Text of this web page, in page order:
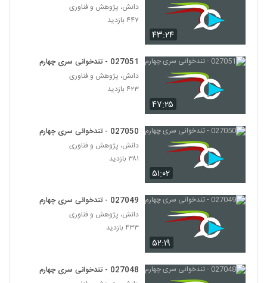
027034 - تندخوانی سری چهارم
027035 - تندخوانی سری چهارم
۳۹۰ بازدید
027036 - تندخوانی سری چهارم
۴۱۶ بازدید
027037 - تندخوانی سری چهارم
027038 - تندخوانی سری چهارم
027039 - تندخوانی سری چهارم
۳۷۵ بازدید
۴۳:۲۴
دانش، پژوهش و فناوری
۴۴۷ بازدید
۴۷:۲۵
027051 - تندخوانی سری چهارم
دانش، پژوهش و فناوری
۴۲۳ بازدید
۵۱:۰۲
027050 - تندخوانی سری چهارم
دانش، پژوهش و فناوری
۳۸۱ بازدید
۵۲:۱۹
027049 - تندخوانی سری چهارم
دانش، پژوهش و فناوری
۴۳۳ بازدید
027048 - تندخوانی سری چهارم